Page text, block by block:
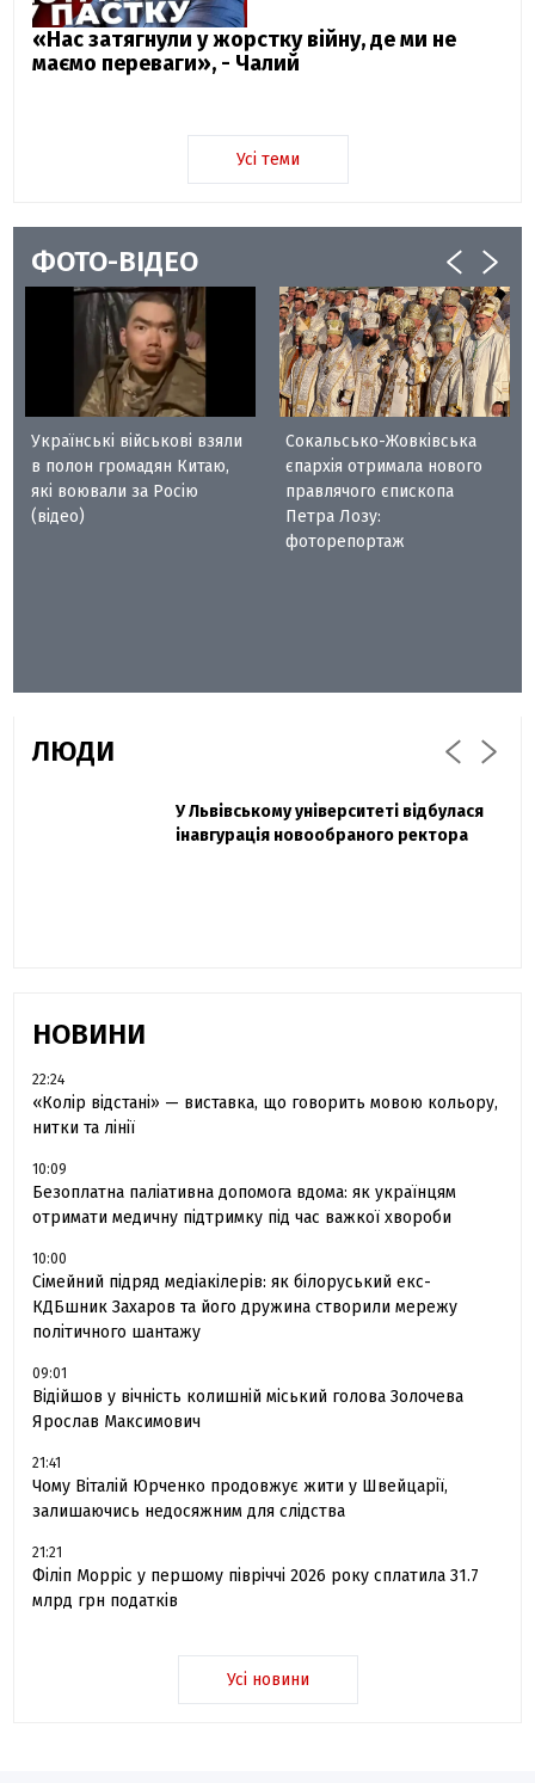
«Нас затягнули у жорстку війну, де ми не
маємо переваги», - Чалий
Усі теми
ФОТО-ВІДЕО
Українські військові взяли
в полон громадян Китаю,
які воювали за Росію
(відео)
Сокальсько-Жовківська
єпархія отримала нового
правлячого єпископа
Петра Лозу:
фоторепортаж
ЛЮДИ
Павло Дак
Захисник "Азовсталі" Діанов вдруге
одружився та показав фото з весілля
У Львівському університеті відбулася
інавгурація новообраного ректора
НОВИНИ
22:24
«Колір відстані» — виставка, що говорить мовою кольору,
нитки та лінії
10:09
Безоплатна паліативна допомога вдома: як українцям
отримати медичну підтримку під час важкої хвороби
10:00
Сімейний підряд медіакілерів: як білоруський екс-
КДБшник Захаров та його дружина створили мережу
політичного шантажу
09:01
Відійшов у вічність колишній міський голова Золочева
Ярослав Максимович
21:41
Чому Віталій Юрченко продовжує жити у Швейцарії,
залишаючись недосяжним для слідства
21:21
Філіп Морріс у першому півріччі 2026 року сплатила 31.7
млрд грн податків
Усі новини